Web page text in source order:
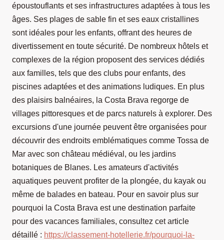
époustouflants et ses infrastructures adaptées à tous les
âges. Ses plages de sable fin et ses eaux cristallines
sont idéales pour les enfants, offrant des heures de
divertissement en toute sécurité. De nombreux hôtels et
complexes de la région proposent des services dédiés
aux familles, tels que des clubs pour enfants, des
piscines adaptées et des animations ludiques. En plus
des plaisirs balnéaires, la Costa Brava regorge de
villages pittoresques et de parcs naturels à explorer. Des
excursions d'une journée peuvent être organisées pour
découvrir des endroits emblématiques comme Tossa de
Mar avec son château médiéval, ou les jardins
botaniques de Blanes. Les amateurs d'activités
aquatiques peuvent profiter de la plongée, du kayak ou
même de balades en bateau. Pour en savoir plus sur
pourquoi la Costa Brava est une destination parfaite
pour des vacances familiales, consultez cet article
détaillé : https://classement-hotellerie.fr/pourquoi-la-